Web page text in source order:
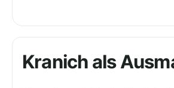
Kranich als